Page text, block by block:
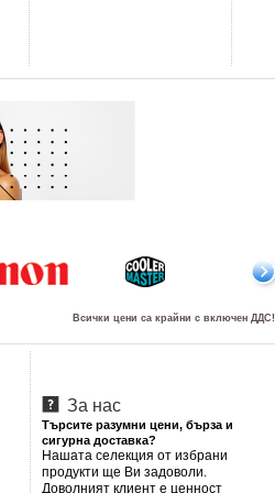
Всички цени са крайни с включен ДДС!
За нас
Търсите разумни цени, бърза и
сигурна доставка?
Нашата селекция от избрани
продукти ще Ви задоволи.
Доволният клиент е ценност